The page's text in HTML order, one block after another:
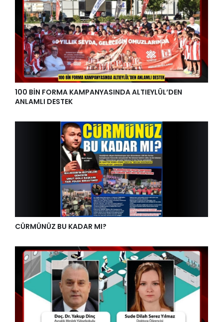
100 BİN FORMA KAMPANYASINDA ALTIEYLÜL’DEN
ANLAMLI DESTEK
CÜRMÜNÜZ BU KADAR MI?